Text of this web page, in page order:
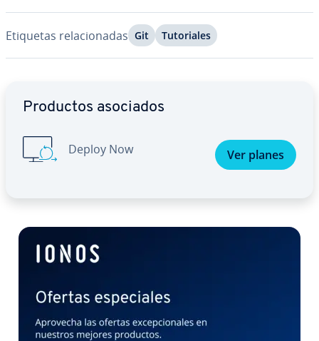
Etiquetas re­la­cio­na­das Git Tu­to­ria­les
Productos asociados
Deploy Now Ver planes